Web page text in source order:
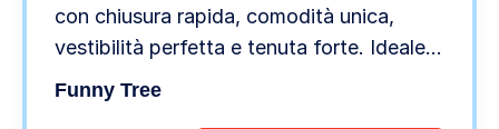
con chiusura rapida, comodità unica,
vestibilità perfetta e tenuta forte. Ideale
per i bambini. (giallo neon)
Funny Tree